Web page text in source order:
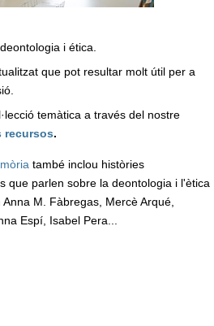
i ética.
que pot resultar molt útil per a
temàtica a través del nostre
recursos.
també inclou històries
que parlen sobre la deontologia i l'ètica
M. Fàbregas, Mercè Arqué,
Espí, Isabel Pera...